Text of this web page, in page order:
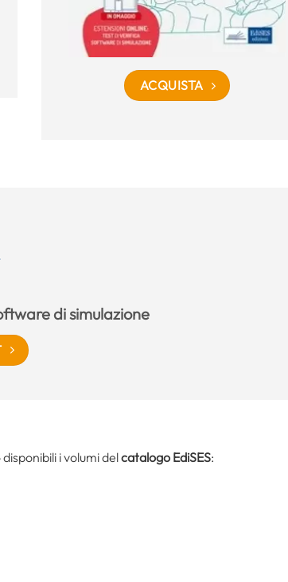
ACQUISTA
di simulazione
disponibili i volumi delcatalogo EdiSES: